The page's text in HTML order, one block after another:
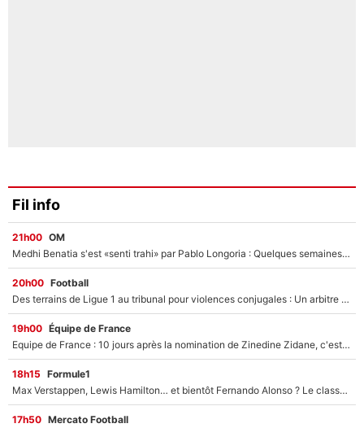
Fil info
21h00 OM
Medhi Benatia s'est «senti trahi» par Pablo Longoria : Quelques semaines après son départ, l'ancien directeur de football de l'OM règle ses comptes
20h00 Football
Des terrains de Ligue 1 au tribunal pour violences conjugales : Un arbitre français encourt une peine de 18 mois de prison !
19h00 Équipe de France
Equipe de France : 10 jours après la nomination de Zinedine Zidane, c'est au tour de son fils de prendre un nouveau départ !
18h15 Formule1
Max Verstappen, Lewis Hamilton… et bientôt Fernando Alonso ? Le classement des pilotes les mieux payés en Formule 1 risque de changer !
17h50 Mercato Football